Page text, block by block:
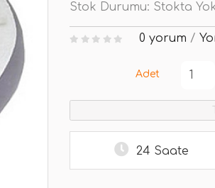
Stok Durumu: Stokta
0 yorum /
Adet
24 Saate